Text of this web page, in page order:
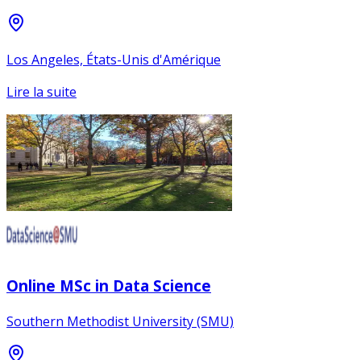
Los Angeles, États-Unis d'Amérique
Lire la suite
Online MSc in Data Science
Southern Methodist University (SMU)